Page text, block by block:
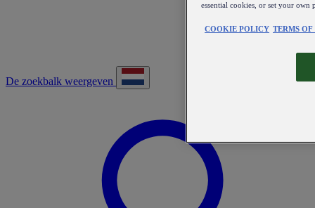
De zoekbalk weergeven
essential cookies, or set your own
COOKIE POLICY TERMS OF